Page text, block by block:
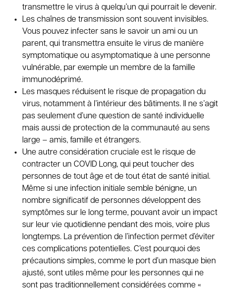
transmettre le virus à quelqu’un qui pourrait le devenir.
Les chaînes de transmission sont souvent invisibles.
Vous pouvez infecter sans le savoir un ami ou un
parent, qui transmettra ensuite le virus de manière
symptomatique ou asymptomatique à une personne
vulnérable, par exemple un membre de la famille
immunodéprimé.
Les masques réduisent le risque de propagation du
virus, notamment à l’intérieur des bâtiments. Il ne s’agit
pas seulement d’une question de santé individuelle
mais aussi de protection de la communauté au sens
large – amis, famille et étrangers.
Une autre considération cruciale est le risque de
contracter un COVID Long, qui peut toucher des
personnes de tout âge et de tout état de santé initial.
Même si une infection initiale semble bénigne, un
nombre significatif de personnes développent des
symptômes sur le long terme, pouvant avoir un impact
sur leur vie quotidienne pendant des mois, voire plus
longtemps. La prévention de l’infection permet d’éviter
ces complications potentielles. C’est pourquoi des
précautions simples, comme le port d’un masque bien
ajusté, sont utiles même pour les personnes qui ne
sont pas traditionnellement considérées comme «